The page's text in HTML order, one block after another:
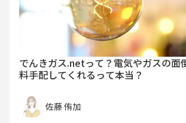
でんきガス.netって？電気やガスの面
料手配してくれるって本当？
佐藤 侑加